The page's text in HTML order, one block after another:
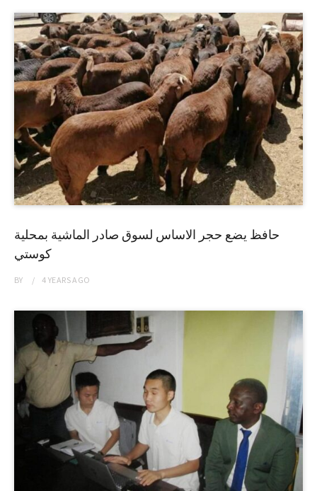
حافظ يضع حجر الاساس لسوق صادر الماشية بمحلية
كوستي
BY 4 YEARSAGO